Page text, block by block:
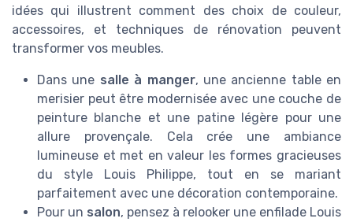
idées qui illustrent comment des choix de couleur,
accessoires, et techniques de rénovation peuvent
transformer vos meubles.
Dans une salle à manger, une ancienne table en
merisier peut être modernisée avec une couche de
peinture blanche et une patine légère pour une
allure provençale. Cela crée une ambiance
lumineuse et met en valeur les formes gracieuses
du style Louis Philippe, tout en se mariant
parfaitement avec une décoration contemporaine.
Pour un salon, pensez à relooker une enfilade Louis